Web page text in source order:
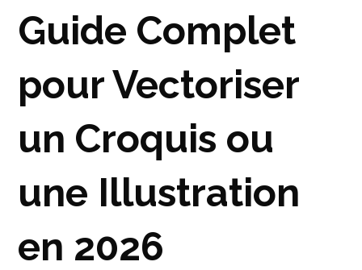
Guide Complet
pour Vectoriser
un Croquis ou
une Illustration
en 2026